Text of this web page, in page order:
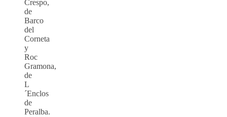
Crespo,
de
Barco
del
Corneta
y
Roc
Gramona,
de
L
´Enclos
de
Peralba.